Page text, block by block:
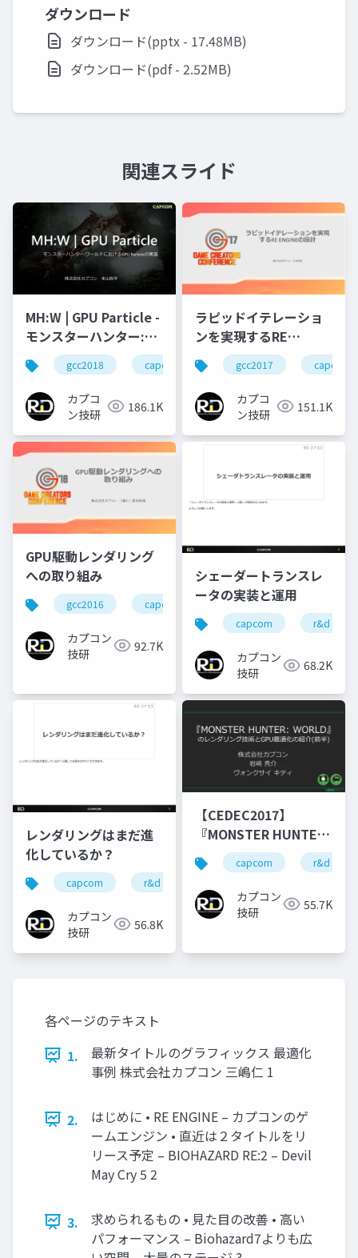
ダウンロード
ダウンロード(pptx - 17.48MB)
ダウンロード(pdf - 2.52MB)
関連スライド
MH:W | GPU Particle -
モンスターハンター:ワ
ールドにおけるGPU
Particleの実装
gcc2018 capcom r&d カプコン
カプコ
ン技研
186.1K
ラピッドイテレーショ
ンを実現するRE
ENGINEの設計
gcc2017 capcom
カプコ
ン技研
151.1K
GPU駆動レンダリング
への取り組み
gcc2016 capcom re engine
カプコン
技研
92.7K
シェーダートランスレ
ータの実装と運用
capcom r&d
カプコン
技研
68.2K
レンダリングはまだ進
化しているか？
capcom r&d
カプコン
技研
56.8K
【CEDEC2017】
『MONSTER HUNTER
WORLD』のレンダリン
グ技術とGPU最適化の
紹介(前半)
capcom r&d
カプコン
技研
55.7K
各ページのテキスト
1.
最新タイトルのグラフィックス 最適化
事例 株式会社カプコン 三嶋仁 1
2.
はじめに • RE ENGINE – カプコンのゲ
ームエンジン • 直近は２タイトルをリ
リース予定 – BIOHAZARD RE:2 – Devil
May Cry 5 2
3.
求められるもの • 見た目の改善 • 高い
パフォーマンス – Biohazard7よりも広